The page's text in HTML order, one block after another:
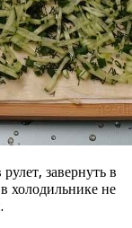
завернуть в
холодильнике не